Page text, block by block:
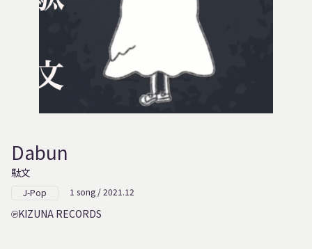
Dabun
駄文
J-Pop 1 song / 2021.12
KIZUNA RECORDS